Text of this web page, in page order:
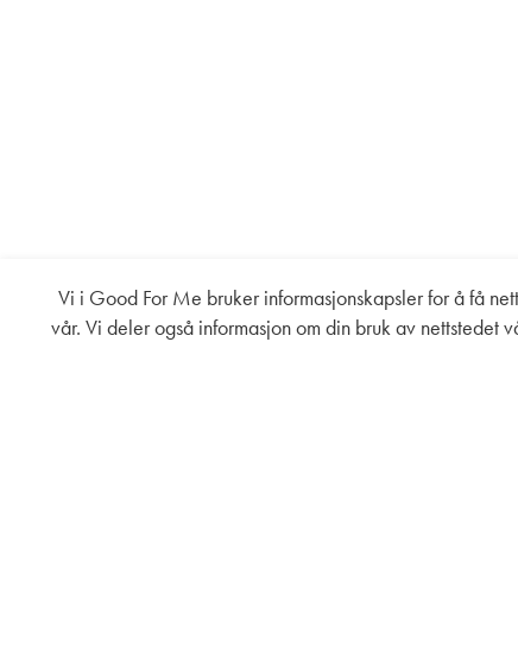
Vi i Good For Me bruker informasjonskapsler for å få
vår. Vi deler også informasjon om din bruk av nettstedet